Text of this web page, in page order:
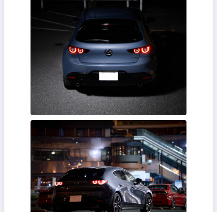
ボディは迷いに迷った結果「ポリメタルグレーに」
ロングノーズで尖ったフロントから徐々にワイドになりリアフェンダ